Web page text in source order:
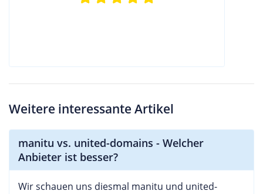
Weitere interessante Artikel
manitu vs. united-domains - Welcher
Anbieter ist besser?
Wir schauen uns diesmal manitu und united-